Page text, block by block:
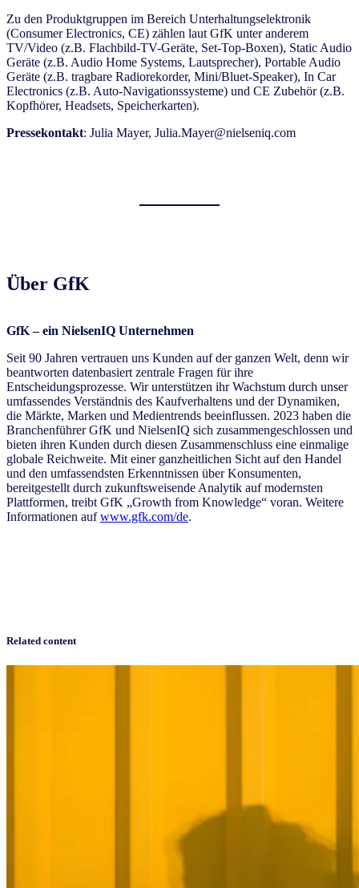
Zu den Produktgruppen im Bereich Unterhaltungselektronik
(Consumer Electronics, CE) zählen laut GfK unter anderem
TV/Video (z.B. Flachbild-TV-Geräte, Set-Top-Boxen), Static Audio
Geräte (z.B. Audio Home Systems, Lautsprecher), Portable Audio
Geräte (z.B. tragbare Radiorekorder, Mini/Bluet-Speaker), In Car
Electronics (z.B. Auto-Navigationssysteme) und CE Zubehör (z.B.
Kopfhörer, Headsets, Speicherkarten).
Pressekontakt: ​Julia Mayer​, ​Julia.Mayer@nielseniq.com​
Über GfK
GfK – ein NielsenIQ Unternehmen
Seit 90 Jahren vertrauen uns Kunden auf der ganzen Welt, denn wir
beantworten datenbasiert zentrale Fragen für ihre
Entscheidungsprozesse. Wir unterstützen ihr Wachstum durch unser
umfassendes Verständnis des Kaufverhaltens und der Dynamiken,
die Märkte, Marken und Medientrends beeinflussen. 2023 haben die
Branchenführer GfK und NielsenIQ sich zusammengeschlossen und
bieten ihren Kunden durch diesen Zusammenschluss eine einmalige
globale Reichweite. Mit einer ganzheitlichen Sicht auf den Handel
und den umfassendsten Erkenntnissen über Konsumenten,
bereitgestellt durch zukunftsweisende Analytik auf modernsten
Plattformen, treibt GfK „Growth from Knowledge“ voran. Weitere
Informationen aufwww.gfk.com/de.
Related content